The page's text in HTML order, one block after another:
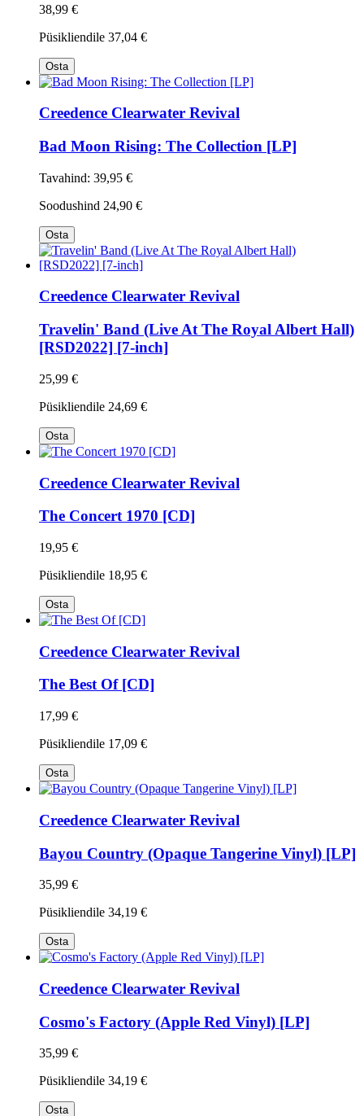
38,99 €
Püsikliendile 37,04 €
Osta
Creedence Clearwater Revival
Bad Moon Rising: The Collection [LP]
Tavahind: 39,95 €
Soodushind 24,90 €
Osta
Creedence Clearwater Revival
Travelin' Band (Live At The Royal Albert Hall)
[RSD2022] [7-inch]
25,99 €
Püsikliendile 24,69 €
Osta
Creedence Clearwater Revival
The Concert 1970 [CD]
19,95 €
Püsikliendile 18,95 €
Osta
Creedence Clearwater Revival
The Best Of [CD]
17,99 €
Püsikliendile 17,09 €
Osta
Creedence Clearwater Revival
Bayou Country (Opaque Tangerine Vinyl) [LP]
35,99 €
Püsikliendile 34,19 €
Osta
Creedence Clearwater Revival
Cosmo's Factory (Apple Red Vinyl) [LP]
35,99 €
Püsikliendile 34,19 €
Osta